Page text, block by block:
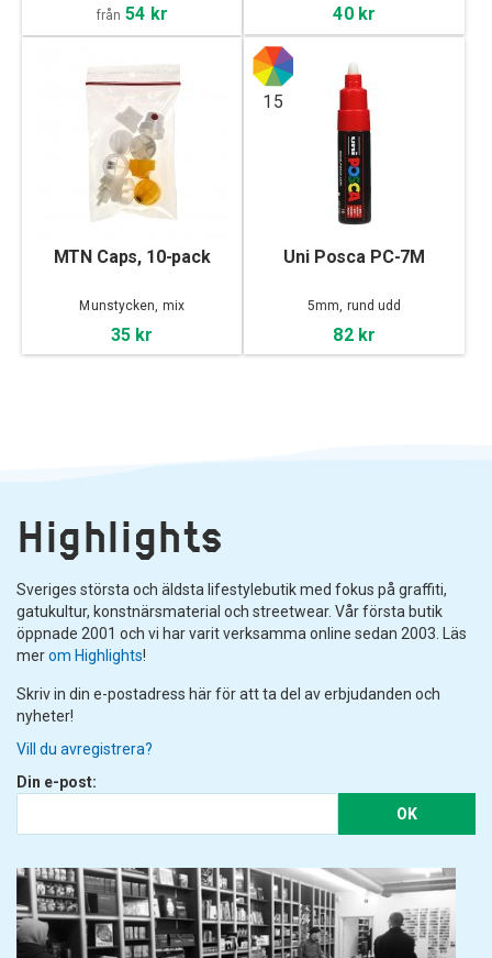
från 54 kr 40 kr
MTN Caps, 10-pack
Munstycken, mix
35 kr
15
Uni Posca PC-7M
5mm, rund udd
82 kr
Highlights
Sveriges största och äldsta lifestylebutik med fokus på graffiti,
gatukultur, konstnärsmaterial och streetwear. Vår första butik
öppnade 2001 och vi har varit verksamma online sedan 2003. Läs
merom Highlights!
Skriv in din e-postadress här för att ta del av erbjudanden och
nyheter!
Vill du avregistrera?
Din e-post:
OK